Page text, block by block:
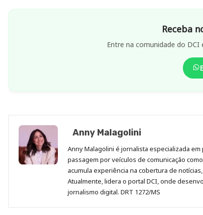
Receba
Entre na comunidade do
Anny Malagolini
Anny Malagolini é jornalista especializada
passagem por veículos de comunicação
acumula experiência na cobertura de
Atualmente, lidera o portal DCI, onde
jornalismo digital. DRT 1272/MS